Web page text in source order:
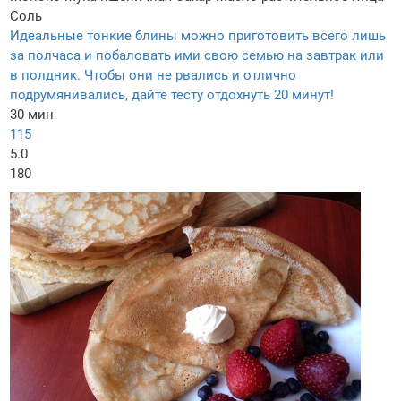
Соль
Идеальные тонкие блины можно приготовить всего лишь
за полчаса и побаловать ими свою семью на завтрак или
в полдник. Чтобы они не рвались и отлично
подрумянивались, дайте тесту отдохнуть 20 минут!
30 мин
115
5.0
180